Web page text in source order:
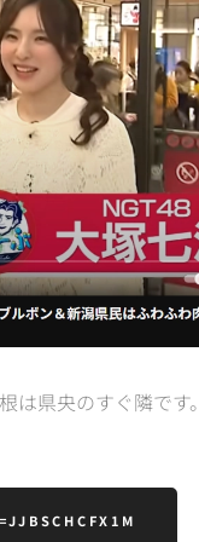
は県央のすぐ隣です